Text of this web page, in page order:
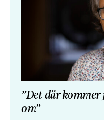
”Det där
om”